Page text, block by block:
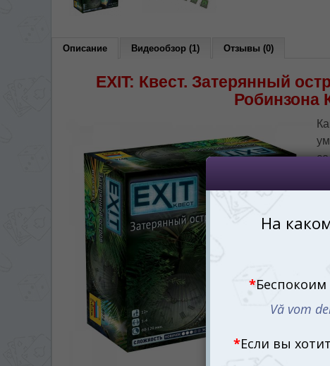
Описание Видеообзор (1) Отзывы (0)
EXIT: Квест. Затерянный
Робинзона